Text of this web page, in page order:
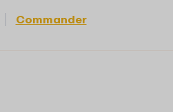
Commander